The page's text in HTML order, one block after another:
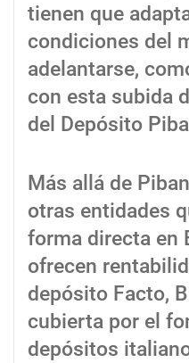
tienen que
condiciones del
adelantarse,
con esta subida
del Depósito
Más allá de
otras entidades
forma directa en
ofrecen
depósito Facto,
cubierta por el
depósitos